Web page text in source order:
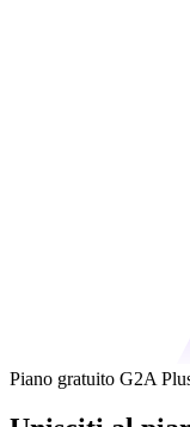
Piano gratuito G2A